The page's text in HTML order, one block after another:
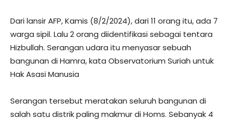
Dari lansir AFP, Kamis (8/2/2024), dari 11 orang itu, ada 7
warga sipil. Lalu 2 orang diidentifikasi sebagai tentara
Hizbullah. Serangan udara itu menyasar sebuah
bangunan di Hamra, kata Observatorium Suriah untuk
Hak Asasi Manusia
Serangan tersebut meratakan seluruh bangunan di
salah satu distrik paling makmur di Homs. Sebanyak 4